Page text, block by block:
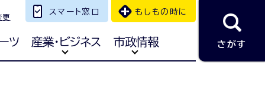
更
スマート窓口 もしもの時に
ツ 産業・ビジネス 市政情報 さがす